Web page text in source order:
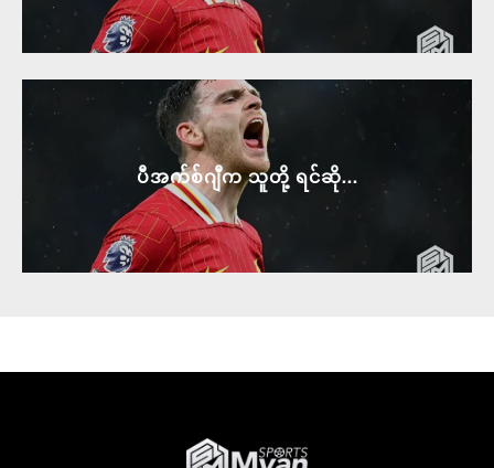
ပီအက်စ်ဂျီက သူတို့ ရင်ဆို...